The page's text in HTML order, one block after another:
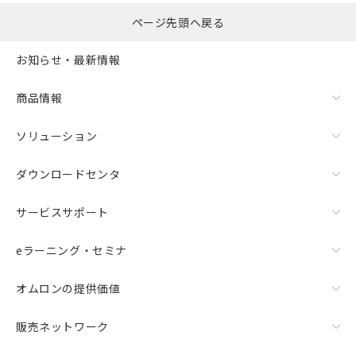
ページ先頭へ戻る
お知らせ・最新情報
商品情報
ソリューション
ダウンロードセンタ
サービスサポート
eラーニング・セミナ
オムロンの提供価値
販売ネットワーク